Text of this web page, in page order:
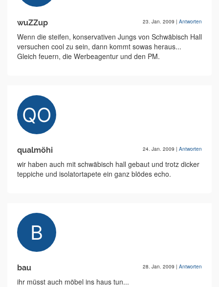
wuZZup 23. Jan. 2009 | Antworten
Wenn die steifen, konservativen Jungs von Schwäbisch Hall
versuchen cool zu sein, dann kommt sowas heraus...
Gleich feuern, die Werbeagentur und den PM.
qualmöhi 24. Jan. 2009 | Antworten
wir haben auch mit schwäbisch hall gebaut und trotz dicker
teppiche und isolatortapete ein ganz blödes echo.
bau 28. Jan. 2009 | Antworten
ihr müsst auch möbel ins haus tun...